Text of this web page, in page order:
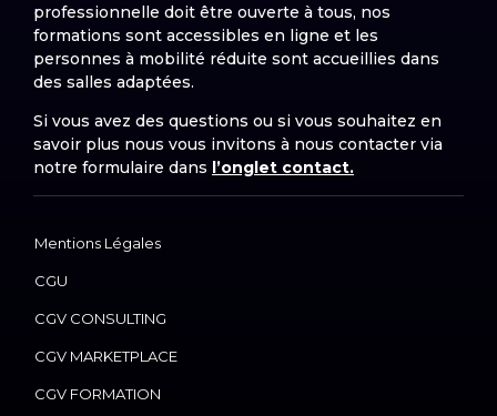
professionnelle doit être ouverte à tous, nos
formations sont accessibles en ligne et les
personnes à mobilité réduite sont accueillies dans
des salles adaptées.
Si vous avez des questions ou si vous souhaitez en
savoir plus nous vous invitons à nous contacter via
notre formulaire dans l’onglet contact.
Mentions Légales
CGU
CGV CONSULTING
CGV MARKETPLACE
CGV FORMATION